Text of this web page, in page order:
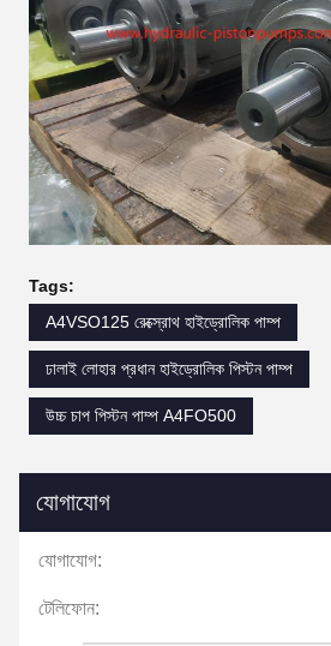
Tags:
A4VSO125 রেক্স্রোথ হাইড্রোলিক পাম্প
ঢালাই লোহার প্রধান হাইড্রোলিক পিস্টন পাম্প
উচ্চ চাপ পিস্টন পাম্প A4FO500
যোগাযোগ
যোগাযোগ:
টেলিফোন: